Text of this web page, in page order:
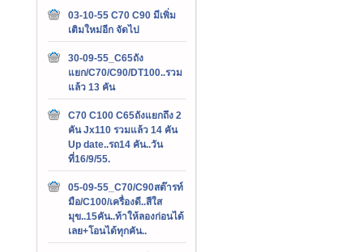
03-10-55 C70 C90 มีเพิ่ม
เติมใหม่อีก จัดไป
30-09-55_C65ถัง
แยก/C70/C90/DT100..รวม
แล้ว 13 คัน
C70 C100 C65ถังแยกถึง 2
คัน Jx110 รวมแล้ว 14 คัน
Up date..รถ14 คัน..วัน
ที่16/9/55.
05-09-55_C70/C90สต๊ารท์
มือ/C100/เครื่องดี..สีใส
มุข..15คัน..ท้าให้ลองก่อนได้
เลย+โอนได้ทุกคัน..